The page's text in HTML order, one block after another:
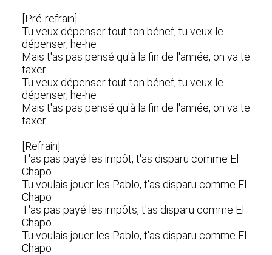
[Pré-refrain]
Tu veux dépenser tout ton bénef, tu veux le
dépenser, he-he
Mais t'as pas pensé qu'à la fin de l'année, on va te
taxer
Tu veux dépenser tout ton bénef, tu veux le
dépenser, he-he
Mais t'as pas pensé qu'à la fin de l'année, on va te
taxer
[Refrain]
T'as pas payé les impôt, t'as disparu comme El
Chapo
Tu voulais jouer les Pablo, t'as disparu comme El
Chapo
T'as pas payé les impôts, t'as disparu comme El
Chapo
Tu voulais jouer les Pablo, t'as disparu comme El
Chapo